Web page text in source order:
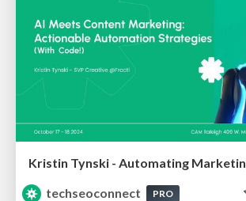
techseoconnect
PRO